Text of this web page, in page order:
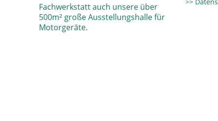
Fachwerkstatt auch unsere über
500m² große Ausstellungshalle für
Motorgeräte.